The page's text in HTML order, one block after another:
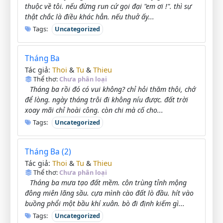
thuộc về tôi. nếu đừng run cứ gọi đại "em ơi !". thì sự
thật chắc là điều khác hẳn. nếu thuở ấy...
Tags: Uncategorized
Tháng Ba
Tác giả: Thoi & Tu & Thieu
Thể thơ:Chưa phân loại
Tháng ba rồi đó có vui không? chỉ hỏi thăm thôi, chớ
để lòng. ngày tháng trôi đi không níu được. đất trời
xoay mãi chỉ hoài công. còn chi mà cố cho...
Tags: Uncategorized
Tháng Ba (2)
Tác giả: Thoi & Tu & Thieu
Thể thơ:Chưa phân loại
Tháng ba mưa tạo đất mềm. côn trùng tỉnh mộng
đông miên lãng sầu. cựa mình cào đất lò đầu. hít vào
buồng phổi một bầu khí xuân. bò đi định kiếm gì...
Tags: Uncategorized